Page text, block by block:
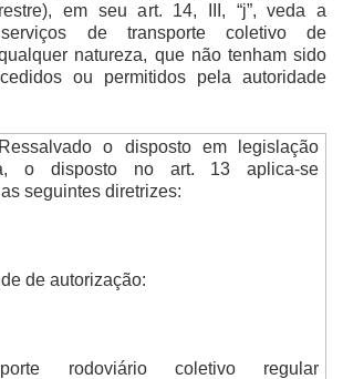
em seu art. 14, III, “j”, veda a
de transporte coletivo de
natureza, que não tenham sido
ou permitidos pela autoridade
o disposto em legislação
o disposto no art. 13 aplica-se
seguintes diretrizes:
de autorização:
rodoviário coletivo regular